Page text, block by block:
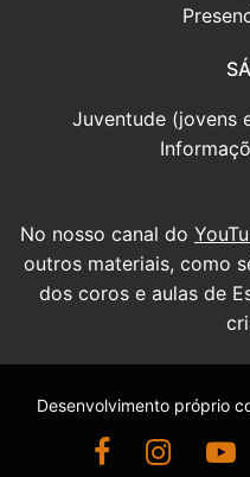
Juventude (jovens
No nosso canal do
outros materiais, como
dos coros e aulas de
Desenvolvimento próprio